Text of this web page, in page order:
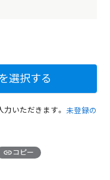
選択する
力いただきます。 未登録の
linkコピー